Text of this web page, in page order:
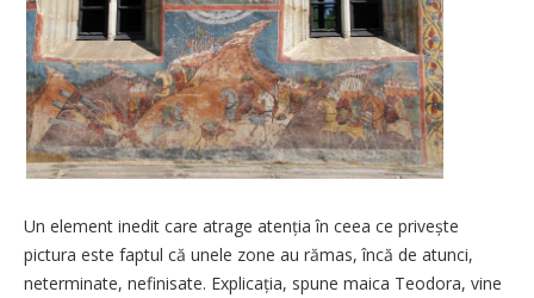
Un element inedit care atrage atenția în ceea ce privește
pictura este faptul că unele zone au rămas, încă de atunci,
neterminate, nefinisate. Explicația, spune maica Teodora, vine